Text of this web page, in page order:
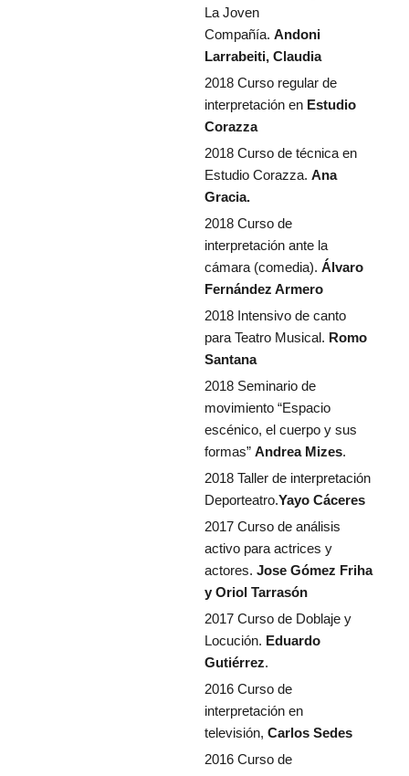
La Joven
Compañía. Andoni
Larrabeiti, Claudia
2018 Curso regular de
interpretación en Estudio
Corazza
2018 Curso de técnica en
Estudio Corazza. Ana
Gracia.
2018 Curso de
interpretación ante la
cámara (comedia). Álvaro
Fernández Armero
2018 Intensivo de canto
para Teatro Musical. Romo
Santana
2018 Seminario de
movimiento “Espacio
escénico, el cuerpo y sus
formas” Andrea Mizes.
2018 Taller de interpretación
Deporteatro.Yayo Cáceres
2017 Curso de análisis
activo para actrices y
actores. Jose Gómez Friha
y Oriol Tarrasón
2017 Curso de Doblaje y
Locución. Eduardo
Gutiérrez.
2016 Curso de
interpretación en
televisión, Carlos Sedes
2016 Curso de